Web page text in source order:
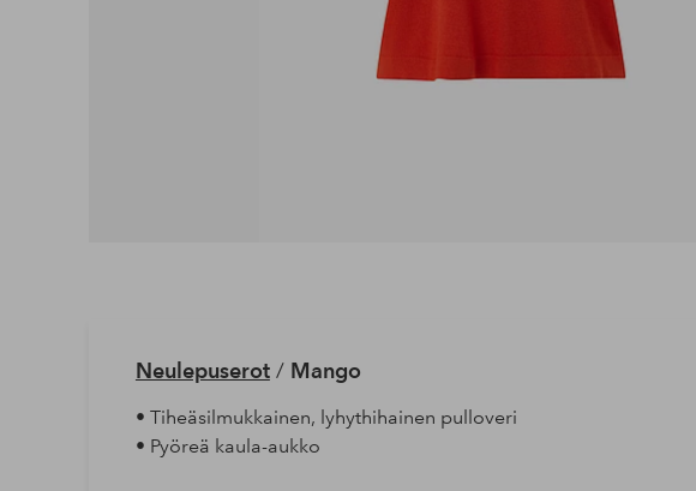
Neulepuserot/ Mango
• Tiheäsilmukkainen, lyhythihainen pulloveri
• Pyöreä kaula-aukko